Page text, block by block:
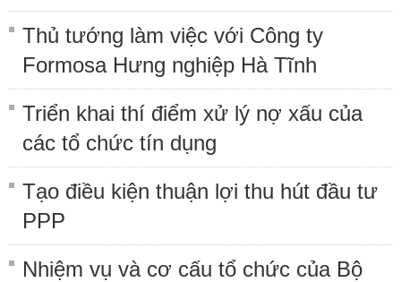
Thủ tướng làm việc với Công ty
Formosa Hưng nghiệp Hà Tĩnh
Triển khai thí điểm xử lý nợ xấu của
các tổ chức tín dụng
Tạo điều kiện thuận lợi thu hút đầu tư
PPP
Nhiệm vụ và cơ cấu tổ chức của Bộ